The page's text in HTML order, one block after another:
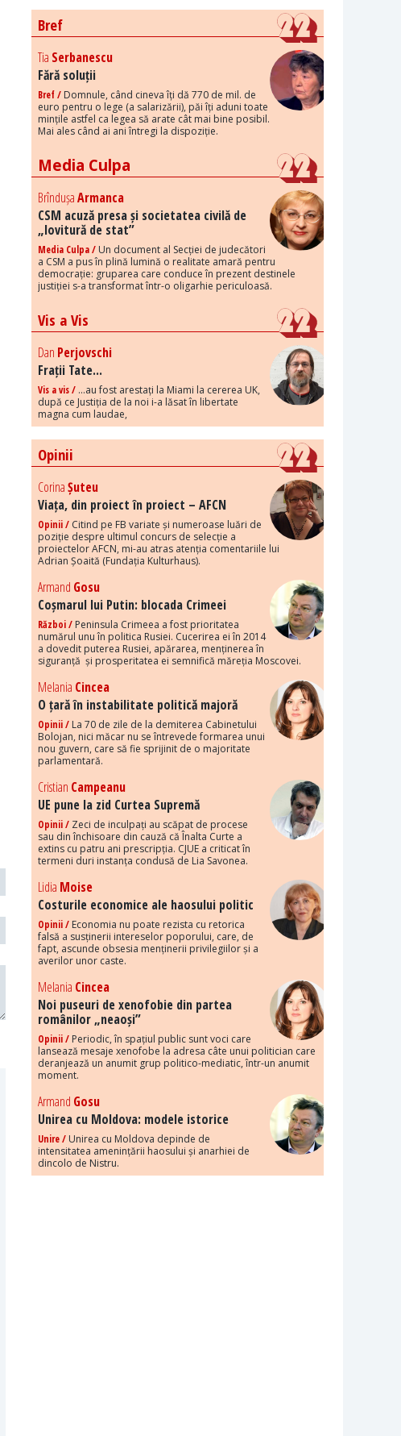
Bref
Tia Serbanescu
Fără soluții
Bref / Domnule, când cineva îți dă 770 de mil. de
euro pentru o lege (a salarizării), păi îți aduni toate
mințile astfel ca legea să arate cât mai bine posibil.
Mai ales când ai ani întregi la dispoziție.
Media Culpa
BrîndușaArmanca
CSM acuză presa și societatea civilă de
„lovitură de stat”
Media Culpa / Un document al Secției de judecători
a CSM a pus în plină lumină o realitate amară pentru
democrație: gruparea care conduce în prezent destinele
justiției s-a transformat într-o oligarhie periculoasă.
Vis a Vis
Dan Perjovschi
Frații Tate...
Vis a vis / ...au fost arestați la Miami la cererea UK,
după ce Justiția de la noi i-a lăsat în libertate
magna cum laudae,
Opinii
CorinaȘuteu
Viața, din proiect în proiect – AFCN
Opinii / Citind pe FB variate și numeroase luări de
poziție despre ultimul concurs de selecție a
proiectelor AFCN, mi-au atras atenția comentariile lui
Adrian Șoaită (Fundația Kulturhaus).
Armand Gosu
Coșmarul lui Putin: blocada Crimeei
Război / Peninsula Crimeea a fost prioritatea
numărul unu în politica Rusiei. Cucerirea ei în 2014
a dovedit puterea Rusiei, apărarea, menținerea în
siguranță și prosperitatea ei semnifică măreția Moscovei.
Melania Cincea
O țară în instabilitate politică majoră
Opinii / La 70 de zile de la demiterea Cabinetului
Bolojan, nici măcar nu se întrevede formarea unui
nou guvern, care să fie sprijinit de o majoritate
parlamentară.
Cristian Campeanu
UE pune la zid Curtea Supremă
Opinii / Zeci de inculpați au scăpat de procese
sau din închisoare din cauză că Înalta Curte a
extins cu patru ani prescripția. CJUE a criticat în
termeni duri instanța condusă de Lia Savonea.
Lidia Moise
Costurile economice ale haosului politic
Opinii / Economia nu poate rezista cu retorica
falsă a susținerii intereselor poporului, care, de
fapt, ascunde obsesia menținerii privilegiilor și a
averilor unor caste.
Melania Cincea
Noi puseuri de xenofobie din partea
românilor „neaoși”
Opinii / Periodic, în spațiul public sunt voci care
lansează mesaje xenofobe la adresa câte unui politician care
deranjează un anumit grup politico-mediatic, într-un anumit
moment.
Armand Gosu
Unirea cu Moldova: modele istorice
Unire / Unirea cu Moldova depinde de
intensitatea amenințării haosului și anarhiei de
dincolo de Nistru.